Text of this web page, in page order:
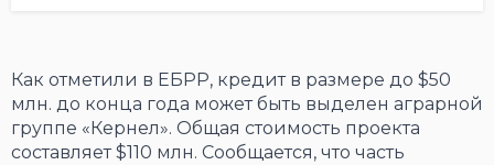
Как отметили в ЕБРР, кредит в размере до $50
млн. до конца года может быть выделен аграрной
группе «Кернел». Общая стоимость проекта
составляет $110 млн. Сообщается, что часть